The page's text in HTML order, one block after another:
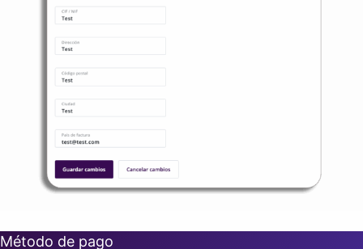
Método de pago